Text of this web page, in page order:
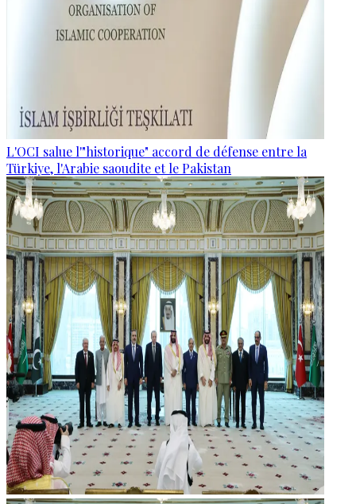
L'OCI salue l'"historique" accord de défense entre la
Türkiye, l'Arabie saoudite et le Pakistan